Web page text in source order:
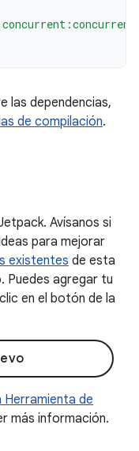
las dependencias,
de compilación.
Avísanos si
para mejorar
existentes de esta
Puedes agregar tu
en el botón de la
de
más información.